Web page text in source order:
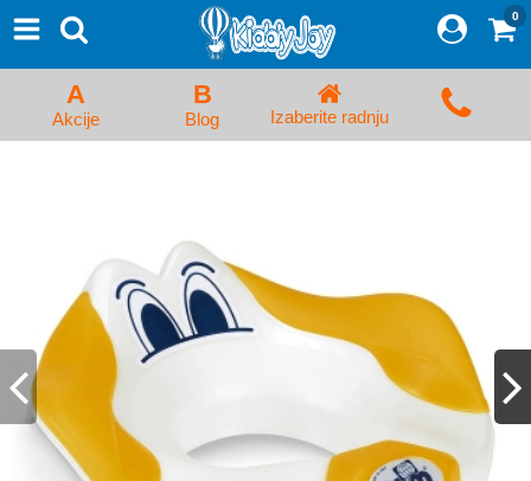
Proizvodi
Početna Prijava/Registracija
Kolica za bebe i dečija kolica
Kreveci, ljuljaške i ležaljke
Kadice, noše i adapteri
Hranilice, flašice i cucle
Monitori, Ogradice i tricikli
0
A
Akcije
B
Blog Izaberite radnju